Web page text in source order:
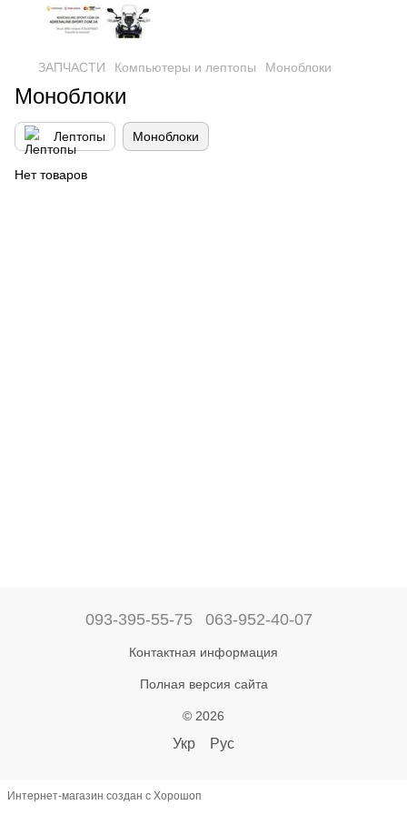
ЗАПЧАСТИ Компьютеры и лептопы Моноблоки
Моноблоки
Лептопы Моноблоки
Нет товаров
093-395-55-75 063-952-40-07
Контактная информация
Полная версия сайта
© 2026
Укр Рус
Интернет-магазин создан с Хорошоп